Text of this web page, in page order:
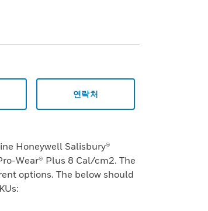
연락처
Honeywell Salisbury®
Wear® Plus 8 Cal/cm2. The
options. The below should